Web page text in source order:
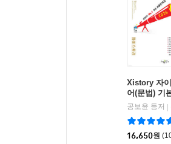
Xistory 자
어(문법) 기
공보윤 등저
16,650원